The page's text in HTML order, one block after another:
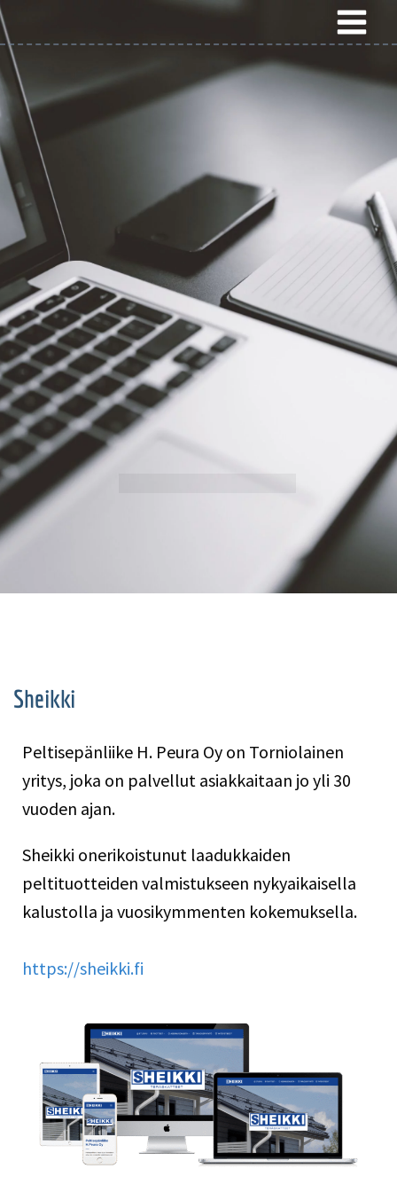
Sheikki
Peltisepänliike H. Peura Oy on Torniolainen
yritys, joka on palvellut asiakkaitaan jo yli 30
vuoden ajan.
Sheikki onerikoistunut laadukkaiden
peltituotteiden valmistukseen nykyaikaisella
kalustolla ja vuosikymmenten kokemuksella.
https://sheikki.fi